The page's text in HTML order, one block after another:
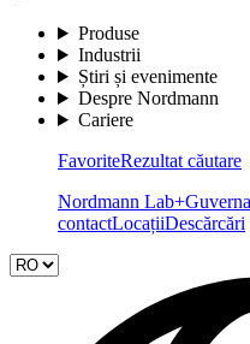
Produse
Industrii
Știri și evenimente
Despre Nordmann
Cariere
FavoriteRezultat căutare
Nordmann Lab+
contactLocațiiDescărcări